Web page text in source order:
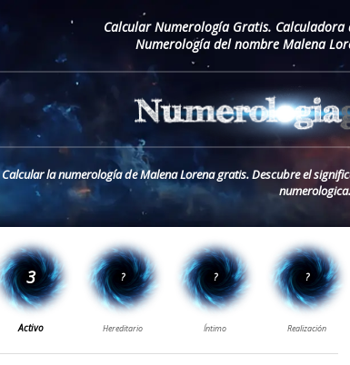
Calcular Numerología Gratis.
Numerología del nombre Malena
Calcular la numerología de Malena Lorena gratis. Descubre el
numerologica.